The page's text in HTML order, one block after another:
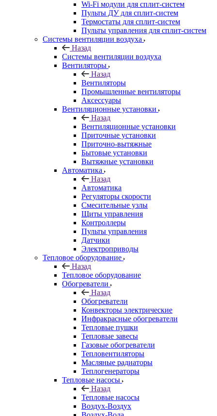
Wi-Fi модули для сплит-систем
Пульты ДУ для сплит-систем
Термостаты для сплит-систем
Пульты управления для сплит-систем
Системы вентиляции воздуха
Назад
Системы вентиляции воздуха
Вентиляторы
Назад
Вентиляторы
Промышленные вентиляторы
Аксессуары
Вентиляционные установки
Назад
Вентиляционные установки
Приточные установки
Приточно-вытяжные
Бытовые установки
Вытяжные установки
Автоматика
Назад
Автоматика
Регуляторы скорости
Смесительные узлы
Щиты управления
Контроллеры
Пульты управления
Датчики
Электроприводы
Тепловое оборудование
Назад
Тепловое оборудование
Обогреватели
Назад
Обогреватели
Конвекторы электрические
Инфракрасные обогреватели
Тепловые пушки
Тепловые завесы
Газовые обогреватели
Тепловентиляторы
Масляные радиаторы
Теплогенераторы
Тепловые насосы
Назад
Тепловые насосы
Воздух-Воздух